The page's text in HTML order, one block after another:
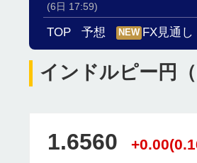
(6日 17:59)
TOP 予想 NEW FX見通し
インドルピー円
1.6560